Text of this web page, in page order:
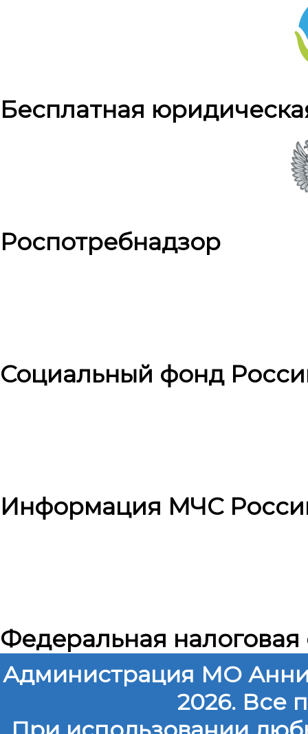
Бесплатная
Роспотребнадзор
Социальный фонд
Информация МЧС
Федеральная налоговая
Администрация МО
2026. Все